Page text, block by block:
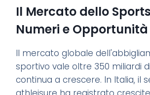
Il Mercato dello
Numeri e Opportunità
Il mercato globale
sportivo vale oltre 350 miliardi
continua a crescere. In Italia, il